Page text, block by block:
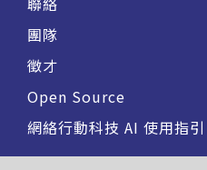
團隊
徵才
Open Source
網絡行動科技 AI 使用指引